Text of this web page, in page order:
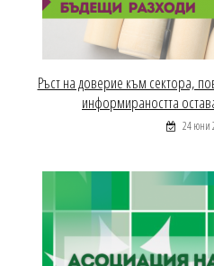
Ръст на доверие към сектора,
информираността
24 юни